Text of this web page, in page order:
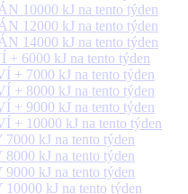
10000 kJ na tento týden
12000 kJ na tento týden
14000 kJ na tento týden
+ 6000 kJ na tento týden
+ 7000 kJ na tento týden
+ 8000 kJ na tento týden
+ 9000 kJ na tento týden
+ 10000 kJ na tento týden
kJ na tento týden
kJ na tento týden
kJ na tento týden
kJ na tento týden